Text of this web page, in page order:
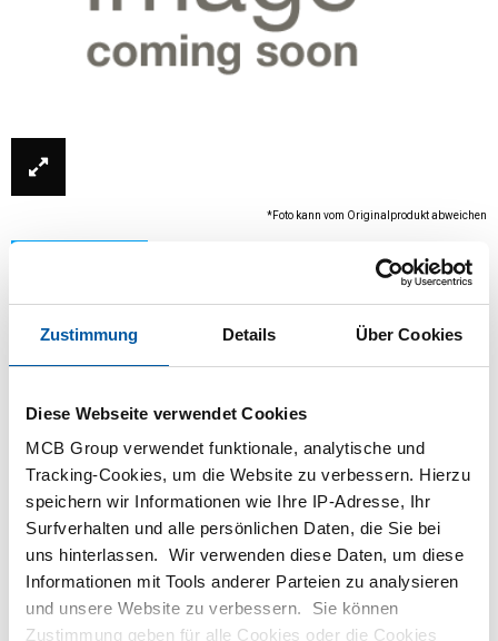
Zustimmung Details Über Cookies
Diese Webseite verwendet Cookies
MCB Group verwendet funktionale, analytische und
Tracking-Cookies, um die Website zu verbessern. Hierzu
speichern wir Informationen wie Ihre IP-Adresse, Ihr
Surfverhalten und alle persönlichen Daten, die Sie bei
uns hinterlassen. Wir verwenden diese Daten, um diese
Informationen mit Tools anderer Parteien zu analysieren
und unsere Website zu verbessern. Sie können
Zustimmung geben für alle Cookies oder die Cookies
*Foto kann vom Originalprodukt abweichen
Dieses Produkt ist derzeit nicht online verfügbar.
Bitte wenden Sie sich an unsere
Verkaufsabteilung.
Bestellen mit Ihren eigenen Artikelnummern